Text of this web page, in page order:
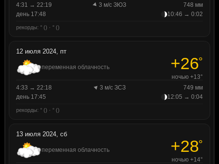
4:31 → 22:19
3 м/с ЗЮЗ
748 мм
день 17:48
10:46 → 0:02
рекорды: ° () · ° ()
12 июля 2024, пт
переменная облачность +26°
ночью +13°
4:33 → 22:18
3 м/с ЗСЗ
749 мм
день 17:45
12:05 → 0:04
рекорды: ° () · ° ()
13 июля 2024, сб
переменная облачность +28°
ночью +14°